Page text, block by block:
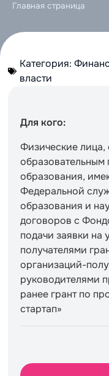
Главная страница
Для кого:
Физические
образования,
Федеральной
образования и
договоров с
подачи заявки на
получателями
организаций-
руководителями
ранее грант по
стартап»
Категория:
власти